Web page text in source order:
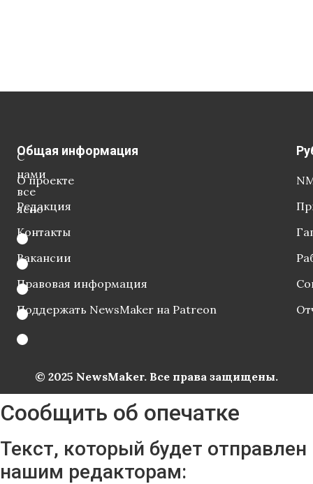
С
нами
все
ясно
Общая информация
О проекте
Редакция
Контакты
Вакансии
Правовая информация
Поддержать NewsMaker на Patreon
© 2025 NewsMaker. Все права защищены.
Сообщить об опечатке
Текст, который будет отправлен
нашим редакторам: